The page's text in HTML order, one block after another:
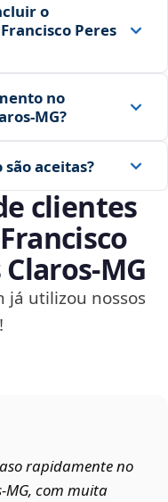
o
Peres
no
aceitas?
clientes
já utilizou nossos
rapidamente no
com muita